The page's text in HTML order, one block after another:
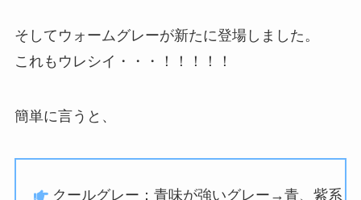
そしてウォームグレーが新たに登場しました。
これもウレシイ・・・！！！！！
簡単に言うと、
クールグレー：青味が強いグレー→青、紫系